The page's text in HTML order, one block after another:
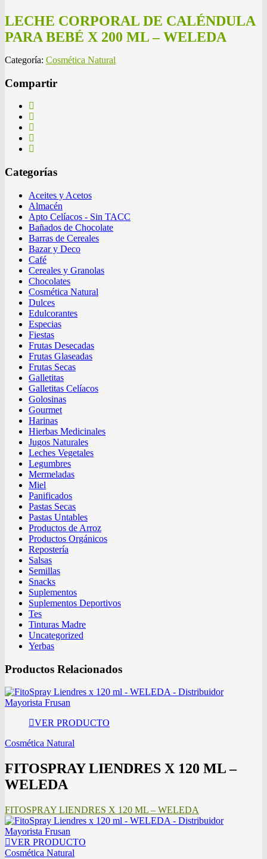
LECHE CORPORAL DE CALÉNDULA
PARA BEBÉ X 200 ML – WELEDA
Categoría: Cosmética Natural
Compartir
Categorías
Aceites y Acetos
Almacén
Apto Celíacos - Sin TACC
Bañados de Chocolate
Barras de Cereales
Bazar y Deco
Café
Cereales y Granolas
Chocolates
Cosmética Natural
Dulces
Edulcorantes
Especias
Fiestas
Frutas Desecadas
Frutas Glaseadas
Frutas Secas
Galletitas
Galletitas Celíacos
Golosinas
Gourmet
Harinas
Hierbas Medicinales
Jugos Naturales
Leches Vegetales
Legumbres
Mermeladas
Miel
Panificados
Pastas Secas
Pastas Untables
Productos de Arroz
Productos Orgánicos
Repostería
Salsas
Semillas
Snacks
Suplementos
Suplementos Deportivos
Tes
Tinturas Madre
Uncategorized
Yerbas
Productos Relacionados
VER PRODUCTO
Cosmética Natural
FITOSPRAY LIENDRES X 120 ML –
WELEDA
FITOSPRAY LIENDRES X 120 ML – WELEDA
VER PRODUCTO
Cosmética Natural